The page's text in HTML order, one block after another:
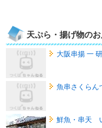
天ぷら・揚げ物の
大阪串揚 一
魚串さくらん
鮮魚・串天